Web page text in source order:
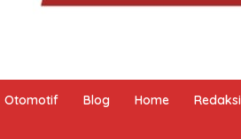
Otomotif Blog Home Redaksi